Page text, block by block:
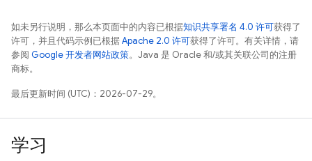
如未另行说明，那么本页面中的内容已根据知识共享署名 4.0 许可获得了
许可，并且代码示例已根据Apache 2.0 许可获得了许可。有关详情，请
参阅 Google 开发者网站政策。Java 是 Oracle 和/或其关联公司的注册
商标。
最后更新时间 (UTC)：2026-07-29。
学习